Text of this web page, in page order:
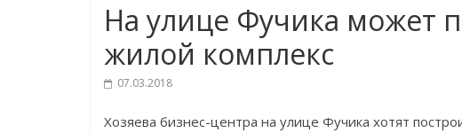
На улице Фучика может
жилой комплекс
07.03.2018
Хозяева бизнес-центра на улице Фучика хотят